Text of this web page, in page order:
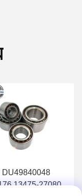
DU49840048
13475-27080